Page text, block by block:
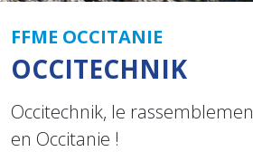
FFME OCCITANIE
OCCITECHNIK
Occitechnik, le
en Occitanie !